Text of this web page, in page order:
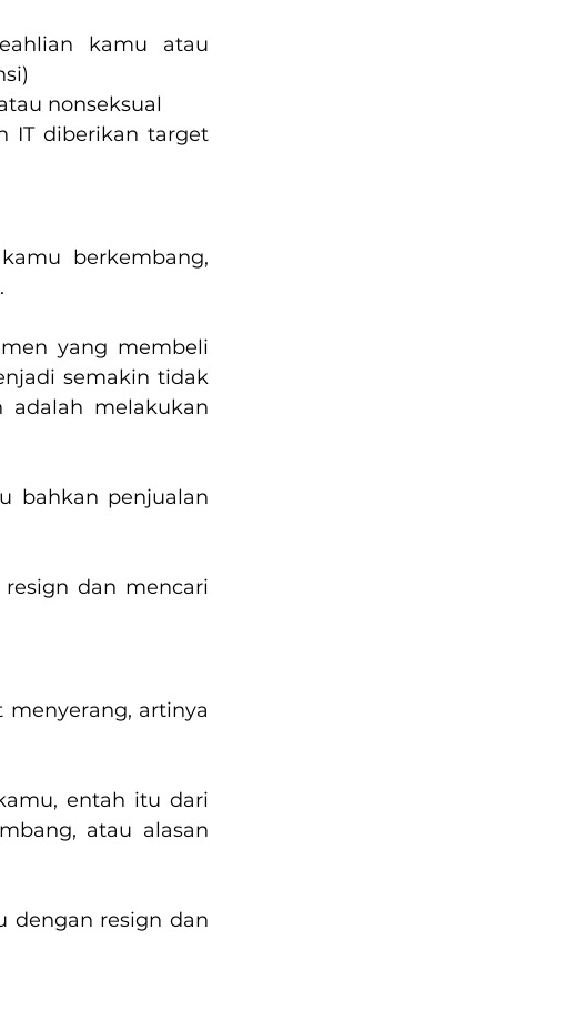
kamu atau
nonseksual
IT diberikan target
berkembang,
yang membeli
semakin tidak
adalah melakukan
bahkan penjualan
dan mencari
artinya
entah itu dari
atau alasan
dengan resign dan